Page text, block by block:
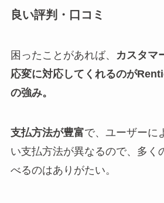
良い評判・口コミ
困ったことがあれば、
カスタマ
応変に対応してくれるのが
の強み。
支払方法が豊富で、ユーザーに
い支払方法が異なるので、多く
べるのはありがたい。